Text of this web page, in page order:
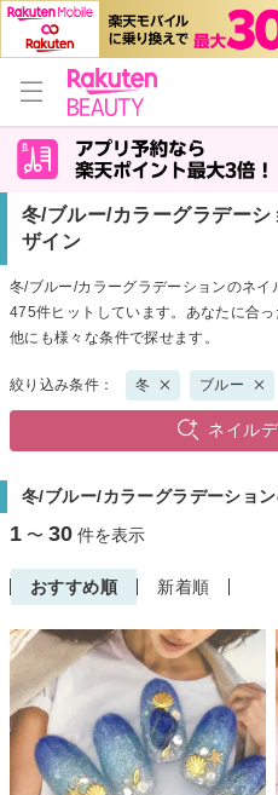
冬/ブルー/カラーグラデー
ザイン
冬/ブルー/カラーグラデーションのネ
475件ヒットしています。あなたに合
他にも様々な条件で探せます。
絞り込み条件： 冬 ブルー
ネイル
冬/ブルー/カラーグラデーショ
1 〜 30 件を表示
おすすめ順 新着順